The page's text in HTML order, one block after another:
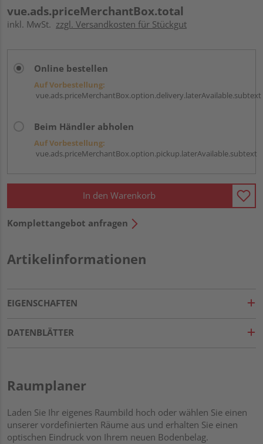
vue.ads.priceMerchantBox.total
inkl. MwSt. zzgl. Versandkosten für Stückgut
Online bestellen
Auf Vorbestellung:
vue.ads.priceMerchantBox.option.delivery.laterAvailable.subtext
Beim Händler abholen
Auf Vorbestellung:
vue.ads.priceMerchantBox.option.pickup.laterAvailable.subtext
In den Warenkorb
Komplettangebot anfragen
Artikelinformationen
EIGENSCHAFTEN
DATENBLÄTTER
Raumplaner
Laden Sie Ihr eigenes Raumbild hoch oder wählen Sie einen
unserer vordefinierten Räume aus und erhalten Sie einen
optischen Eindruck von Ihrem neuen Bodenbelag.